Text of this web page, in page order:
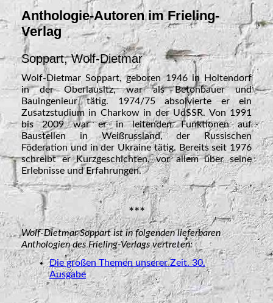
Anthologie-Autoren im Frieling-
Verlag
Soppart, Wolf-Dietmar
Wolf-Dietmar Soppart, geboren 1946 in Holtendorf
in der Oberlausitz, war als Betonbauer und
Bauingenieur tätig. 1974/75 absolvierte er ein
Zusatzstudium in Charkow in der UdSSR. Von 1991
bis 2009 war er in leitenden Funktionen auf
Baustellen in Weißrussland, der Russischen
Föderation und in der Ukraine tätig. Bereits seit 1976
schreibt er Kurzgeschichten, vor allem über seine
Erlebnisse und Erfahrungen.
***
Wolf-Dietmar Soppart ist in folgenden lieferbaren
Anthologien des Frieling-Verlags vertreten:
Die großen Themen unserer Zeit. 30.
Ausgabe